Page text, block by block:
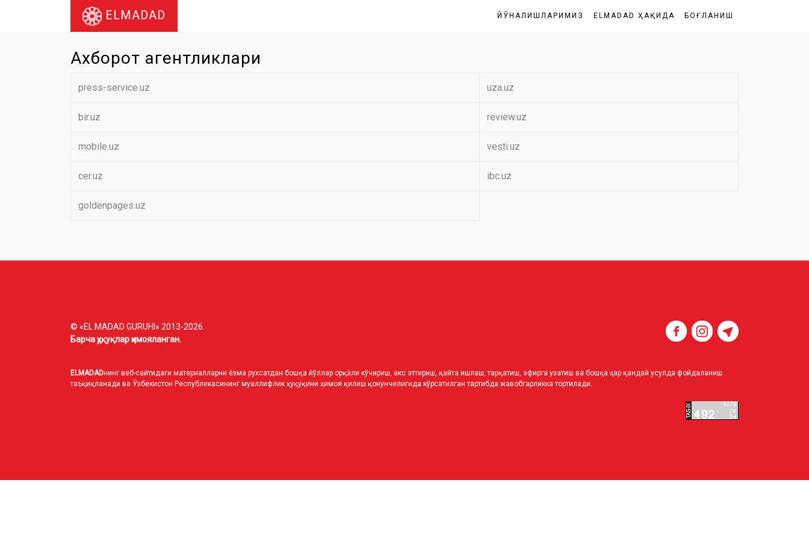
ELMADAD ЙЎНАЛИШЛАРИМИЗ ELMADAD ҲАҚИДА БОҒЛАНИШ
Ахборот агентликлари
press-service.uz uza.uz
bir.uz review.uz
mobile.uz vesti.uz
cer.uz ibc.uz
goldenpages.uz
© «EL MADAD GURUHI» 2013-2026.
Барча ҳуқуқлар ҳимояланган.
ELMADADнинг веб-сайтидаги материалларни ёзма рухсатдан бошқа йўллар орқали кўчириш, акс эттириш, қайта ишлаш, тарқатиш, эфирга узатиш ва бошқа ҳар қандай усулда фойдаланиш
таъқиқланади ва Ўзбекистон Республикасининг муаллифлик ҳуқуқини ҳимоя қилиш қонунчилигида кўрсатилган тартибда жавобгарликка тортилади.